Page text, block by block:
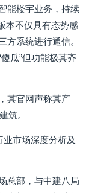
能楼宇业务，持续
本不仅具有态势感
方系统进行通信。
瓜”但功能极其齐
其官网声称其产
筑。
市场深度分析及
总部，与中建八局